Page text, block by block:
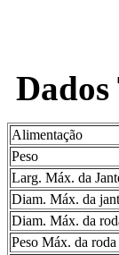
Dados
Alimentação
Peso
Larg. Máx. da
Diam. Máx. da
Diam. Máx. da
Peso Máx. da roda